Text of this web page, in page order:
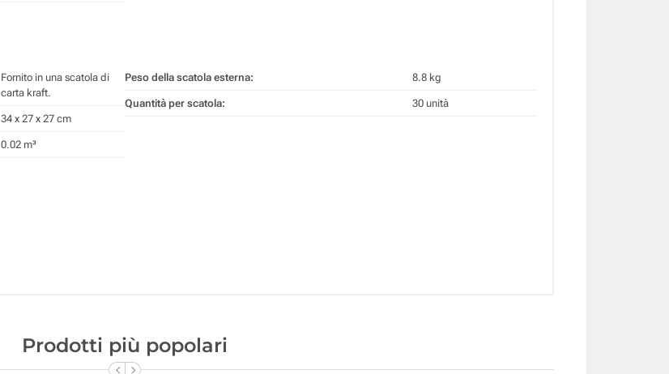
Fornito in una scatola di
carta kraft.
34 x 27 x 27 cm
0.02 m³
Peso della scatola esterna: 8.8 kg
Quantità per scatola: 30 unità
Prodotti più popolari